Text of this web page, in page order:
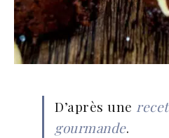
D’après une
gourmande.